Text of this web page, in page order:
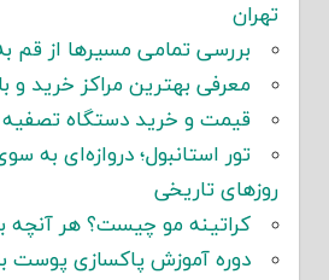
تهران
بررسی تمامی مسیرها از قم
معرفی بهترین مراکز خرید و
قیمت و خرید دستگاه تصفیه
تور استانبول؛ دروازه‌ای به
روزهای تاریخی
کراتینه مو چیست؟ هر آنچه
دوره آموزش پاکسازی پوست